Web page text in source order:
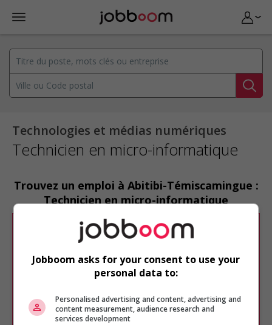
Technologies et médias numériques
Technicien en micro-informatique
Trouvez un emploi à Abitibi-Témiscamingue :
Technicien en micro-informatique
Désolé, cette recherche n'a produit aucun
résultat.
Veuillez faire une nouvelle recherche.
Vous pouvez en tout temps utiliser nos
chercher un poste selon votre profil
d'intérêt en emploi en vousinscrivant
comme membre Jobboom.
Jobboom asks for your consent to use your
personal data to:
Personalised advertising and content, advertising and
content measurement, audience research and
services development